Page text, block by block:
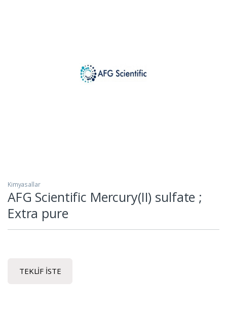
Kimyasallar
AFG Scientific Mercury(II) sulfate ;
Extra pure
TEKLIF İSTE